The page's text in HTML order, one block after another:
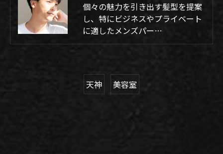
個々の魅力を引き出す髪型を提案
し、特にビジネスやプライベート
に適したメンズパー…
天神 美容室